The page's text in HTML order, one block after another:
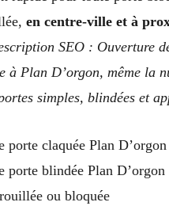
en centre-ville et à
SEO : Ouverture
à Plan D’orgon, même la
simples, blindées et
porte claquée Plan D’orgon
porte blindée Plan D’orgon
ou bloquée